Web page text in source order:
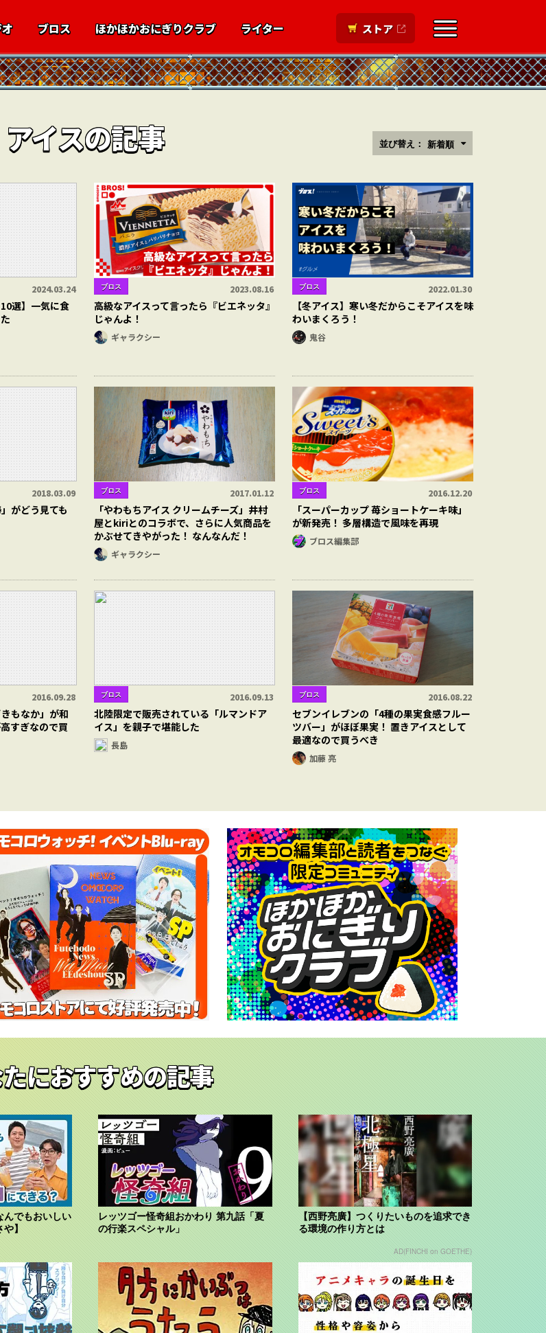
ブロス ほかほかおにぎりクラブ ライター ストア
アイスの記事 並び替え： 新着順
2024.03.24
選】一気に食
ブロス 2023.08.16
高級なアイスって言ったら『ビエネッタ』
じゃんよ！
ギャラクシー
ブロス 2022.01.30
【冬アイス】寒い冬だからこそアイスを味
わいまくろう！
鬼谷
2018.03.09
がどう見ても
ブロス 2017.01.12
「やわもちアイス クリームチーズ」井村
屋とkiriとのコラボで、さらに人気商品を
かぶせてきやがった！ なんなんだ！
ギャラクシー
ブロス 2016.12.20
「スーパーカップ 苺ショートケーキ味」
が新発売！ 多層構造で風味を再現
ブロス編集部
2016.09.28
もなか」が和
すぎなので買
ブロス 2016.09.13
北陸限定で販売されている「ルマンドア
イス」を親子で堪能した
長島
ブロス 2016.08.22
セブンイレブンの「4種の果実食感フルー
ツバー」がほぼ果実！ 置きアイスとして
最適なので買うべき
加藤 亮
におすすめの記事
んでもおいしい
や】
レッツゴー怪奇組おかわり 第九話「夏
の行楽スペシャル」
【西野亮廣】つくりたいものを追求でき
る環境の作り方とは
AD(FINCHI on GOETHE)